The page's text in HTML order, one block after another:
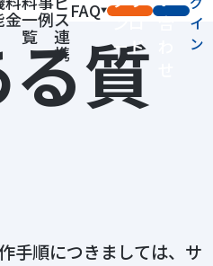
金一
覧
例ス
連
携
FAQ
ンロ
ード
合
イ
ン
質
手順につきましては、サ